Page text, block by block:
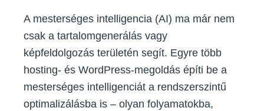
A mesterséges intelligencia (AI) ma már nem
csak a tartalomgenerálás vagy
képfeldolgozás területén segít. Egyre több
hosting- és WordPress-megoldás építi be a
mesterséges intelligenciát a rendszerszintű
optimalizálásba is – olyan folyamatokba,